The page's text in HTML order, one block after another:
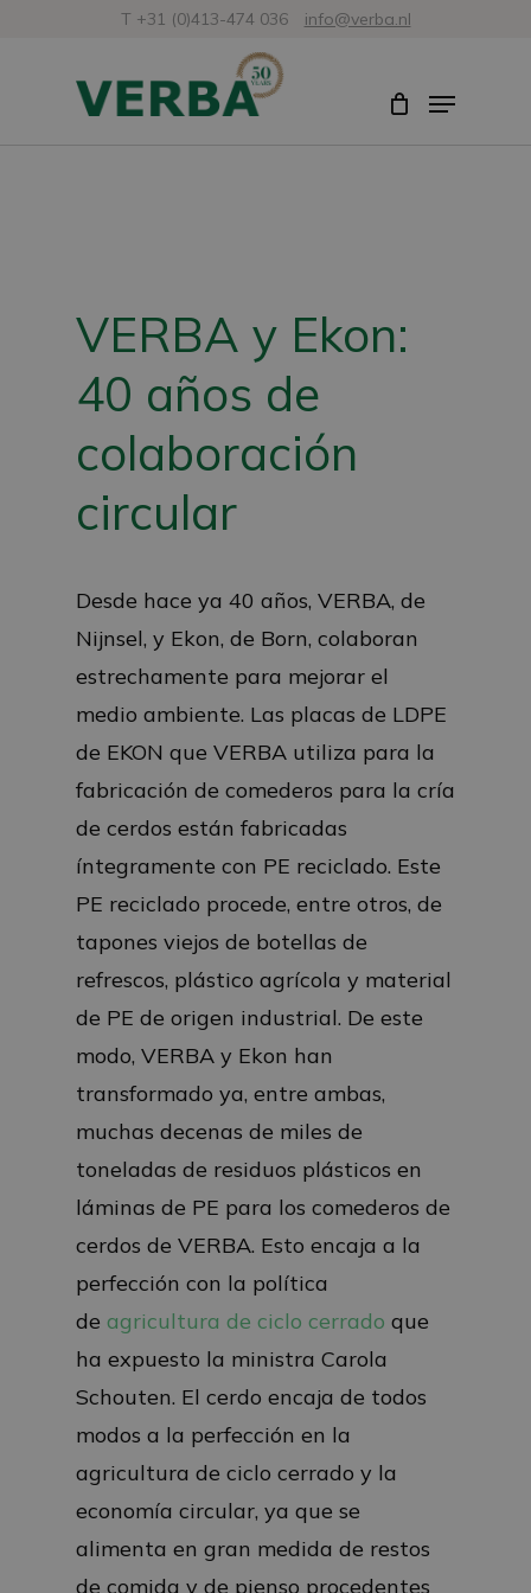
contenido
T +31 (0)413-474 036 info@verba.nl
Menú
VERBA y Ekon:
40 años de
colaboración
circular
Desde hace ya 40 años, VERBA, de
Nijnsel, y Ekon, de Born, colaboran
estrechamente para mejorar el
medio ambiente. Las placas de LDPE
de EKON que VERBA utiliza para la
fabricación de comederos para la cría
de cerdos están fabricadas
íntegramente con PE reciclado. Este
PE reciclado procede, entre otros, de
tapones viejos de botellas de
refrescos, plástico agrícola y material
de PE de origen industrial. De este
modo, VERBA y Ekon han
transformado ya, entre ambas,
muchas decenas de miles de
toneladas de residuos plásticos en
láminas de PE para los comederos de
cerdos de VERBA. Esto encaja a la
perfección con la política
de agricultura de ciclo cerrado que
ha expuesto la ministra Carola
Schouten. El cerdo encaja de todos
modos a la perfección en la
agricultura de ciclo cerrado y la
economía circular, ya que se
alimenta en gran medida de restos
de comida y de pienso procedentes